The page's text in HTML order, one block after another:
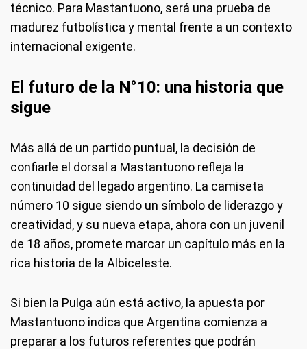
técnico. Para Mastantuono, será una prueba de
madurez futbolística y mental frente a un contexto
internacional exigente.
El futuro de la N°10: una historia que
sigue
Más allá de un partido puntual, la decisión de
confiarle el dorsal a Mastantuono refleja la
continuidad del legado argentino. La camiseta
número 10 sigue siendo un símbolo de liderazgo y
creatividad, y su nueva etapa, ahora con un juvenil
de 18 años, promete marcar un capítulo más en la
rica historia de la Albiceleste.
Si bien la Pulga aún está activo, la apuesta por
Mastantuono indica que Argentina comienza a
preparar a los futuros referentes que podrán